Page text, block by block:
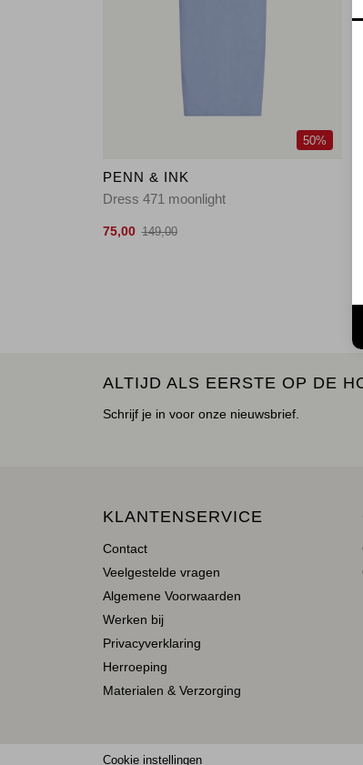
50%
PENN & INK
Dress 471 moonlight
75,00 149,00
ALTIJD ALS EERSTE OP DE
Schrijf je in voor onze nieuwsbrief.
KLANTENSERVICE
Contact
Veelgestelde vragen
Algemene Voorwaarden
Werken bij
Privacyverklaring
Herroeping
Materialen & Verzorging
Cookie instellingen